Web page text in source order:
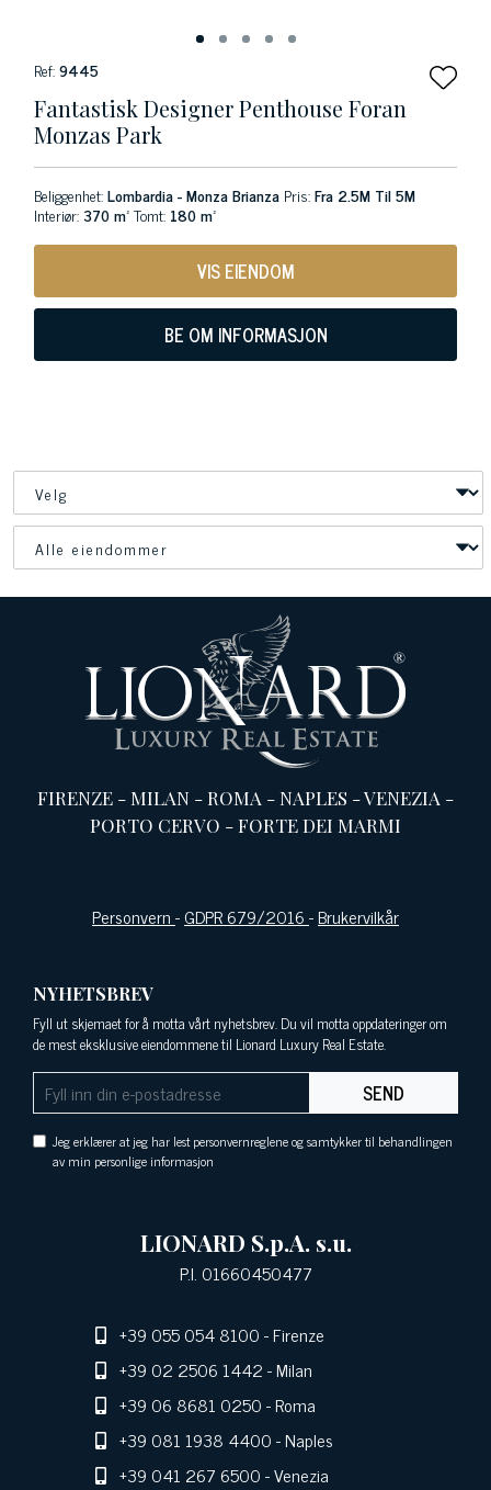
Ref:9445
Fantastisk Designer Penthouse Foran
Monzas Park
Beliggenhet:Lombardia - Monza Brianza Pris:Fra 2.5M Til 5M
Interiør:370 m²Tomt: 180 m²
VIS EIENDOM
BE OM INFORMASJON
FIRENZE -MILAN -ROMA -NAPLES -VENEZIA -
PORTO CERVO -FORTE DEI MARMI
Personvern-GDPR 679/2016-Brukervilkår
NYHETSBREV
Fyll ut skjemaet for å motta vårt nyhetsbrev. Du vil motta oppdateringer om
de mest eksklusive eiendommene til Lionard Luxury Real Estate.
SEND
Jeg erklærer at jeg har lest personvernreglene og samtykker til behandlingen
av min personlige informasjon
LIONARD S.p.A. s.u.
P.I. 01660450477
+39 055 054 8100- Firenze
+39 02 2506 1442- Milan
+39 06 8681 0250- Roma
+39 081 1938 4400- Naples
+39 041 267 6500- Venezia